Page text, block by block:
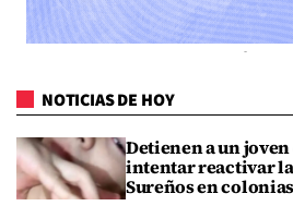
NOTICIAS DE HOY
Detienen a un
intentar reactivar
Sureños en